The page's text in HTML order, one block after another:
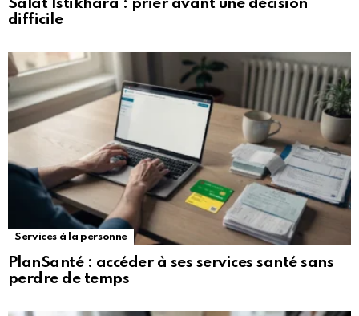
Salat Istikhara : prier avant une décision
difficile
Services à la personne
PlanSanté : accéder à ses services santé sans
perdre de temps